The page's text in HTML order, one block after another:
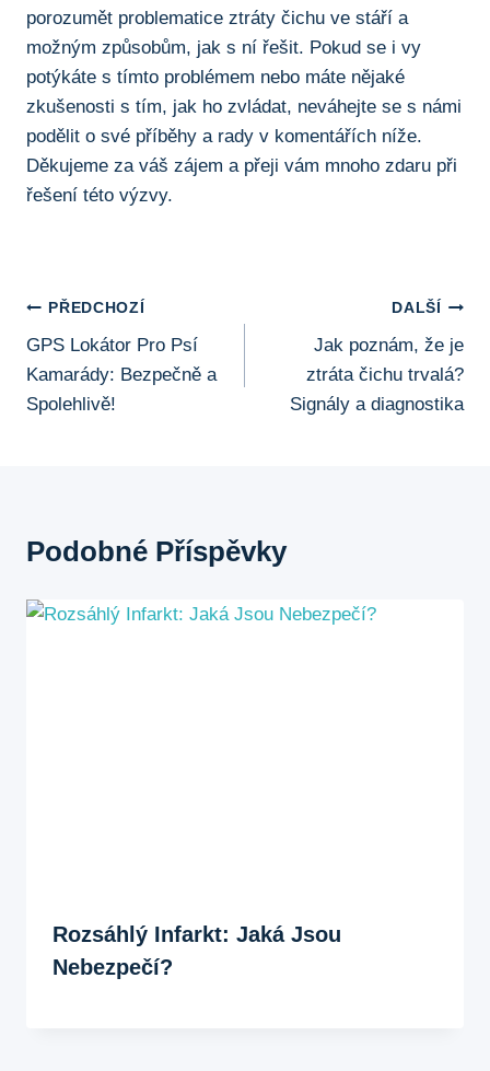
porozumět‍ problematice ztráty čichu ve stáří ‍a
‍možným způsobům, jak s ní řešit. Pokud se i vy
potýkáte​ s tímto problémem nebo⁤ máte nějaké
zkušenosti s ⁢tím, jak ho zvládat, neváhejte se‌ s námi
‍podělit​ o své příběhy⁣ a ⁣rady v ⁣komentářích níže.
Děkujeme za váš zájem a‌ přeji ​vám mnoho⁢ zdaru při
řešení ⁣této výzvy.
Navigace
Pro
Příspěvek
PŘEDCHOZÍ
GPS Lokátor Pro Psí
Kamarády: Bezpečně a
Spolehlivě!
DALŠÍ
Jak poznám, že je
ztráta čichu trvalá?
Signály a diagnostika
Podobné Příspěvky
Rozsáhlý Infarkt: Jaká Jsou
Nebezpečí?